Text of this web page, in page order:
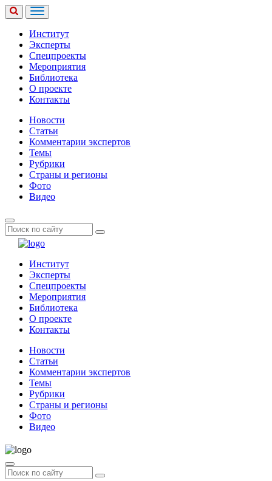
Институт
Эксперты
Спецпроекты
Мероприятия
Библиотека
О проекте
Контакты
Новости
Статьи
Комментарии экспертов
Темы
Рубрики
Страны и регионы
Фото
Видео
Институт
Эксперты
Спецпроекты
Мероприятия
Библиотека
О проекте
Контакты
Новости
Статьи
Комментарии экспертов
Темы
Рубрики
Страны и регионы
Фото
Видео